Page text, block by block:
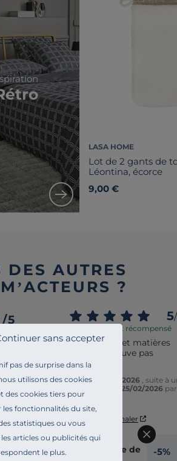
pas de surprise dans la
utilisons des cookies
des cookies tiers pour
fonctionnalités du site,
statistiques ou vous
articles ou publicités qui
le plus.
sans accepter
LASA HOME
Lot de 2 gants de
Léontina, écorce
9,00 €
DES AUTRES
?
/5
à un
sur ce site
3
1
0
5/
Avis vérifié et récompensé
Dimensions et matières
qu’on ne trouve pas
facilement.
Avis du 29/04/2026
, suite à
25/02/2026 par
Marguerite A.
Signaler
Réponse de
-5%